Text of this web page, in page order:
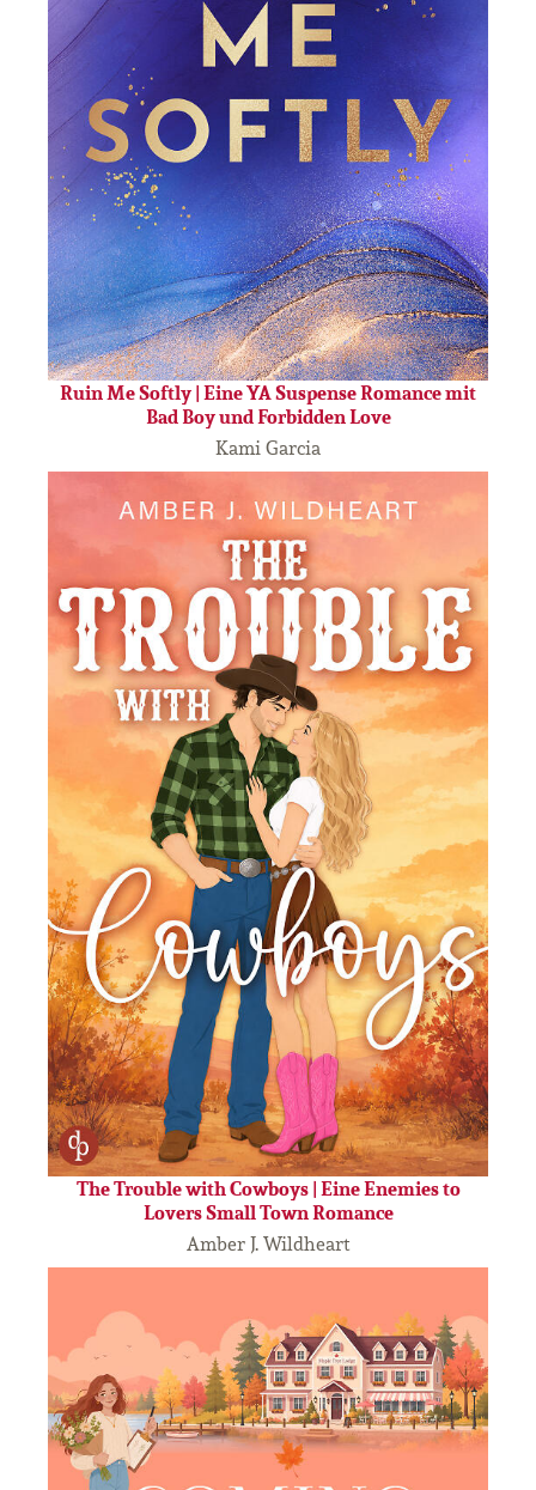
Ruin Me Softly | Eine YA Suspense Romance mit
Bad Boy und Forbidden Love
Kami Garcia
The Trouble with Cowboys | Eine Enemies to
Lovers Small Town Romance
Amber J. Wildheart